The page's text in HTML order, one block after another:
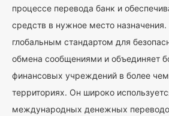
процессе перевода банк и
средств в нужное место назначения.
глобальным стандартом для
обмена сообщениями и объединяет
финансовых учреждений в более
территориях. Он широко
международных денежных